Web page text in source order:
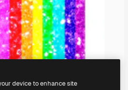
device to enhance site